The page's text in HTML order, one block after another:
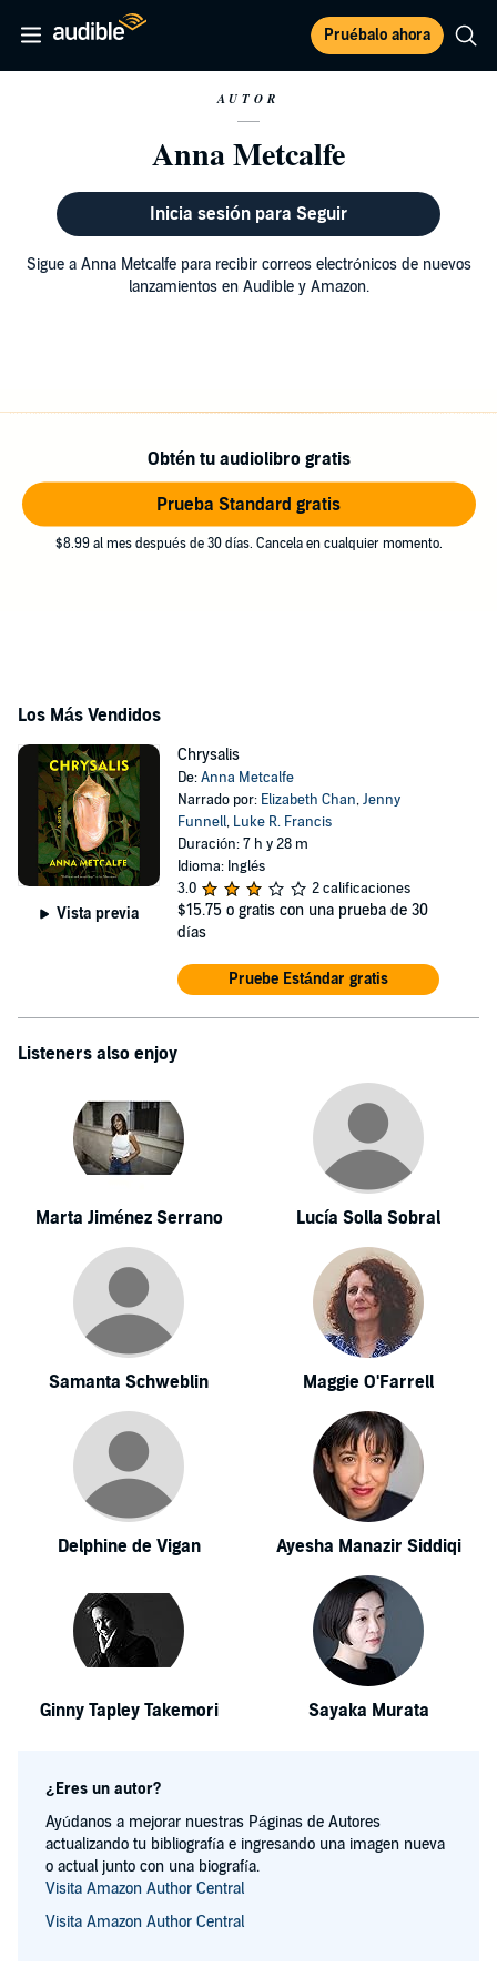
Pruébalo ahora
AUTOR
Anna Metcalfe
Inicia sesión para Seguir
Sigue a Anna Metcalfe para recibir correos electrónicos de nuevos
lanzamientos en Audible y Amazon.
Obtén tu audiolibro gratis
Prueba Standard gratis
$8.99 al mes después de 30 días. Cancela en cualquier momento.
Los Más Vendidos
Vista previa
Chrysalis
De:Anna Metcalfe
Narrado por: Elizabeth Chan,Jenny
Funnell, Luke R. Francis
Duración: 7 h y 28 m
Idioma: Inglés
3.0
2 calificaciones
$15.75 o gratis con una prueba de 30
días
Pruebe Estándar gratis
Listeners also enjoy
Marta Jiménez Serrano Lucía Solla Sobral
Samanta Schweblin Maggie O'Farrell
Delphine de Vigan Ayesha Manazir Siddiqi
Ginny Tapley Takemori Sayaka Murata
¿Eres un autor?
Ayúdanos a mejorar nuestras Páginas de Autores
actualizando tu bibliografía e ingresando una imagen nueva
o actual junto con una biografía.
Visita Amazon Author Central
Visita Amazon Author Central